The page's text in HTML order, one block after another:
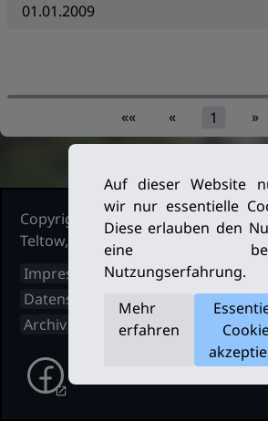
01.01.2009
«« « 1 »
Copyright Ruderclub
Teltow, 2026. Alle Rechte
Impressum
Datenschutz
Archiv
Auf dieser Website
wir nur essentielle
Diese erlauben den
eine
Nutzungserfahrung.
Mehr
erfahren